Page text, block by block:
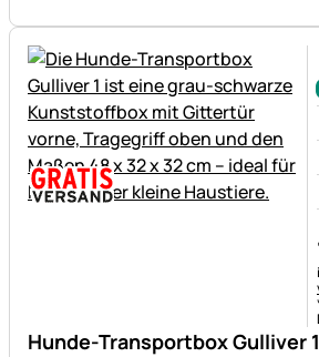
Hunde-Transportbox Gulliver